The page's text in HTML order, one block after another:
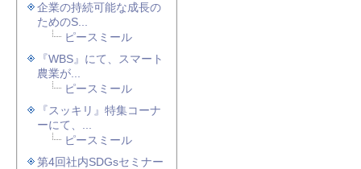
企業の持続可能な成長の
ためのS...
ピースミール
『WBS』にて、スマート
農業が...
ピースミール
『スッキリ』特集コーナ
ーにて、...
ピースミール
第4回社内SDGsセミナー